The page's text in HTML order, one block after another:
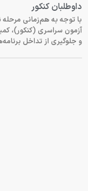
داوطلبان کنکور
با توجه به هم‌زمانی
آزمون سراسری (کنکور)،
و جلوگیری از تداخل